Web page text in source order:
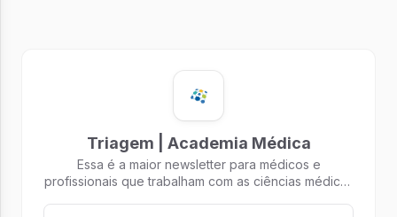
Triagem | Academia Médica
Essa é a maior newsletter para médicos e
profissionais que trabalham com as ciências médicas